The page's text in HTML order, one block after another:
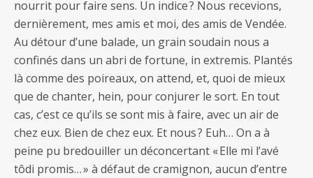
nourrit pour faire sens. Un indice ? Nous recevions,
dernièrement, mes amis et moi, des amis de Vendée.
Au détour d’une balade, un grain soudain nous a
confinés dans un abri de fortune, in extremis. Plantés
là comme des poireaux, on attend, et, quoi de mieux
que de chanter, hein, pour conjurer le sort. En tout
cas, c’est ce qu’ils se sont mis à faire, avec un air de
chez eux. Bien de chez eux. Et nous ? Euh… On a à
peine pu bredouiller un déconcertant « Elle mi l’avé
tôdi promis… » à défaut de cramignon, aucun d’entre